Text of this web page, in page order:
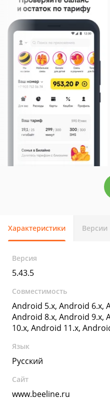
Характеристики Версии
Версия
5.43.5
Совместимость
Android 5.x, Android 6.x,
Android 8.x, Android 9.x,
10.x, Android 11.x,
Язык
Русский
Сайт
www.beeline.ru